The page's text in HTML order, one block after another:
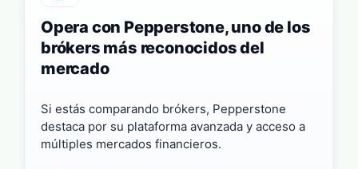
Opera con Pepperstone, uno de los
brókers más reconocidos del
mercado
Si estás comparando brókers, Pepperstone
destaca por su plataforma avanzada y acceso a
múltiples mercados financieros.